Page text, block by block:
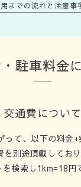
までの流れと注意事
駐車料金
交通費について
て、以下の料金+
別途頂戴しており
検索し1km=18円